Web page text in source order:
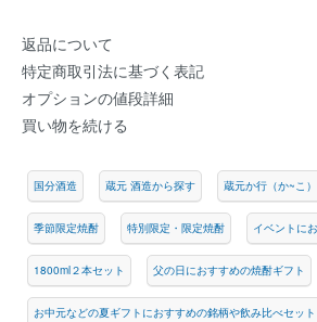
返品について
特定商取引法に基づく表記
オプションの値段詳細
買い物を続ける
国分酒造 蔵元 酒造から探す 蔵元か行（か~こ）
季節限定焼酎 特別限定・限定焼酎 イベントに
1800ml２本セット 父の日におすすめの焼酎ギフト
お中元などの夏ギフトにおすすめの銘柄や飲み比べセット